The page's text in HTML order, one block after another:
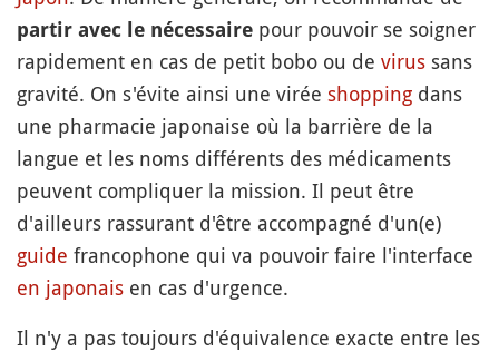
partir avec le nécessaire pour pouvoir se soigner
rapidement en cas de petit bobo ou de virus sans
gravité. On s'évite ainsi une virée shopping dans
une pharmacie japonaise où la barrière de la
langue et les noms différents des médicaments
peuvent compliquer la mission. Il peut être
d'ailleurs rassurant d'être accompagné d'un(e)
guide francophone qui va pouvoir faire l'interface
en japonais en cas d'urgence.
Il n'y a pas toujours d'équivalence exacte entre les